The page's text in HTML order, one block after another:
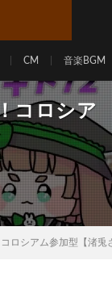
CM 音楽BGM
コロシア
ロシアム参加型【渚兎